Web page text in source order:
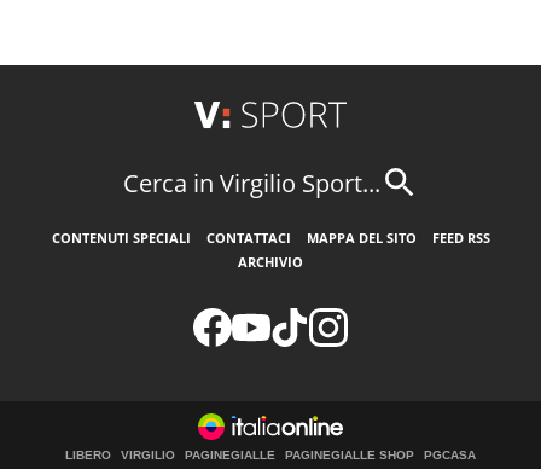
Cerca in Virgilio Sport...
CONTENUTI SPECIALI CONTATTACI MAPPA DEL SITO
FEED RSS
ARCHIVIO
LIBERO VIRGILIO PAGINEGIALLE PAGINEGIALLE SHOP PGCASA